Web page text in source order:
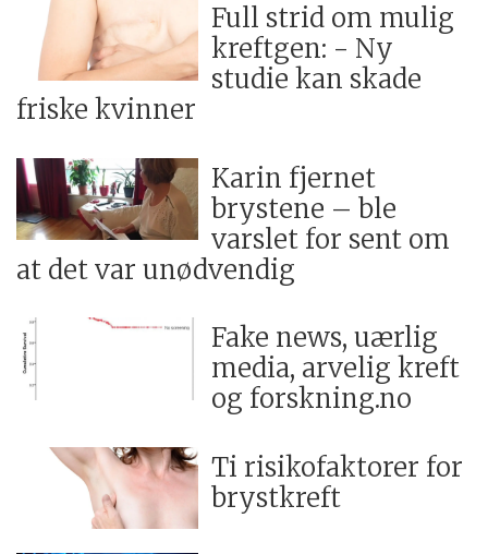
Full strid om mulig
kreftgen: - Ny
studie kan skade
friske kvinner
Karin fjernet
brystene – ble
varslet for sent om
at det var unødvendig
Fake news, uærlig
media, arvelig kreft
og forskning.no
Ti risikofaktorer for
brystkreft